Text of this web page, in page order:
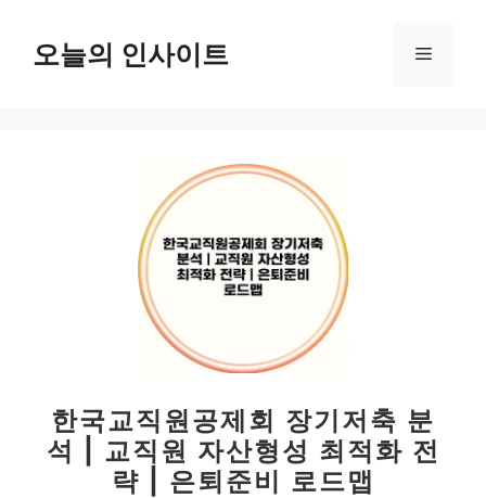
오늘의 인사이트 메
한국교직원공제회 장기저축 분
석 | 교직원 자산형성 최적화 전
략 | 은퇴준비 로드맵